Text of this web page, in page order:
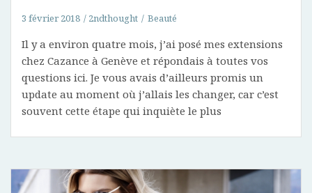
3 février 2018 2ndthought Beauté
Il y a environ quatre mois, j’ai posé mes extensions
chez Cazance à Genève et répondais à toutes vos
questions ici. Je vous avais d’ailleurs promis un
update au moment où j’allais les changer, car c’est
souvent cette étape qui inquiète le plus